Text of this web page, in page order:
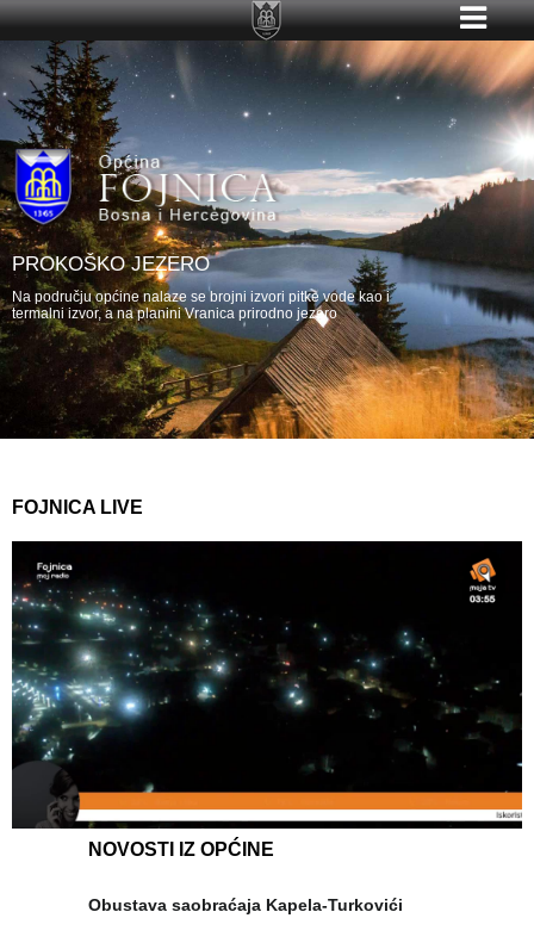
PROKOŠKO JEZERO
Na području općine nalaze se brojni izvori pitke vode kao i
termalni izvor, a na planini Vranica prirodno jezero
FOJNICA LIVE
NOVOSTI IZ OPĆINE
Obustava saobraćaja Kapela-Turkovići